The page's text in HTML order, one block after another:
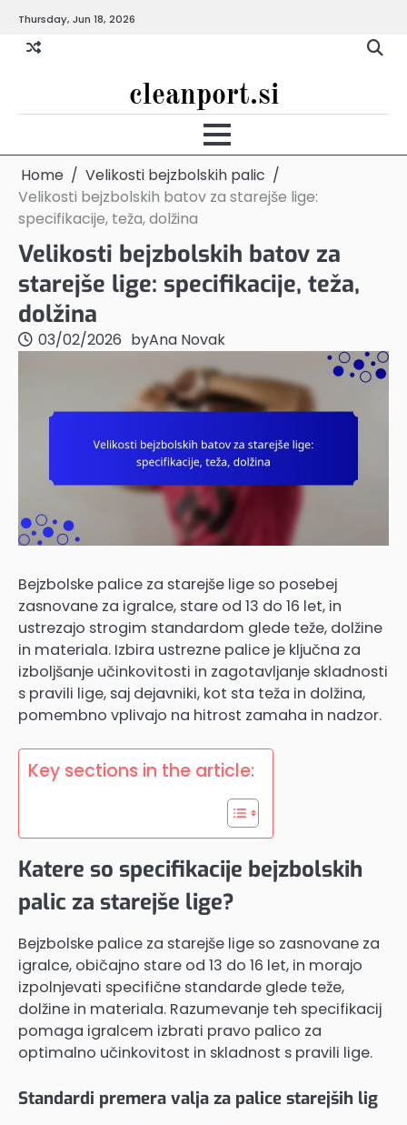
content
Thursday, Jun 18, 2026
cleanport.si
Home
Velikosti bejzbolskih palic
Velikosti bejzbolskih batov za starejše lige:
specifikacije, teža, dolžina
Velikosti bejzbolskih batov za
starejše lige: specifikacije, teža,
dolžina
03/02/2026 byAna Novak
Bejzbolske palice za starejše lige so posebej
zasnovane za igralce, stare od 13 do 16 let, in
ustrezajo strogim standardom glede teže, dolžine
in materiala. Izbira ustrezne palice je ključna za
izboljšanje učinkovitosti in zagotavljanje skladnosti
s pravili lige, saj dejavniki, kot sta teža in dolžina,
pomembno vplivajo na hitrost zamaha in nadzor.
Key sections in the article:
Katere so specifikacije bejzbolskih
palic za starejše lige?
Bejzbolske palice za starejše lige so zasnovane za
igralce, običajno stare od 13 do 16 let, in morajo
izpolnjevati specifične standarde glede teže,
dolžine in materiala. Razumevanje teh specifikacij
pomaga igralcem izbrati pravo palico za
optimalno učinkovitost in skladnost s pravili lige.
Standardi premera valja za palice starejših lig